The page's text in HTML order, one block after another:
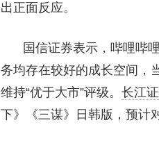
出正面反应。
国信证券表示，哔哩哔
务均存在较好的成长空间，
维持“优于大市”评级。 长江
下》《三谋》日韩版，预计